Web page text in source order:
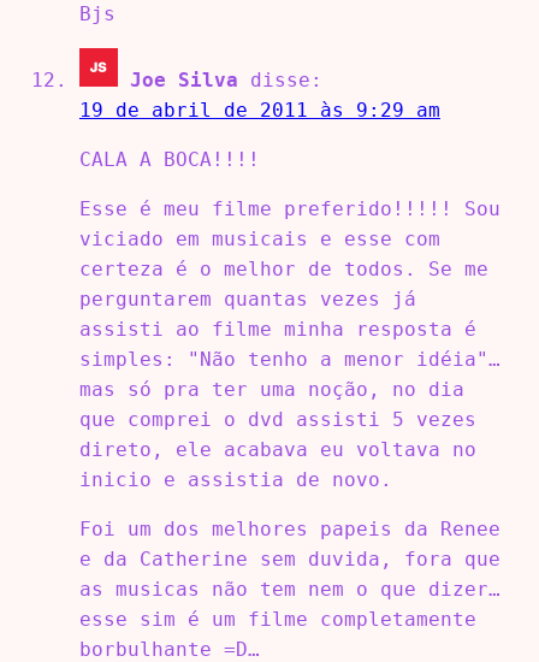
Bjs
Joe Silva
disse:
19 de abril de 2011 às 9:29 am
CALA A BOCA!!!!
Esse é meu filme preferido!!!!! Sou
viciado em musicais e esse com
certeza é o melhor de todos. Se me
perguntarem quantas vezes já
assisti ao filme minha resposta é
simples: "Não tenho a menor idéia"…
mas só pra ter uma noção, no dia
que comprei o dvd assisti 5 vezes
direto, ele acabava eu voltava no
inicio e assistia de novo.
Foi um dos melhores papeis da Renee
e da Catherine sem duvida, fora que
as musicas não tem nem o que dizer…
esse sim é um filme completamente
borbulhante =D…